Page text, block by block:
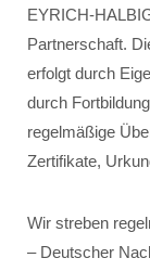
EYRICH-
Partnerschaft.
erfolgt durch
durch
regelmäßige
Zertifikate,
Wir streben
– Deutscher